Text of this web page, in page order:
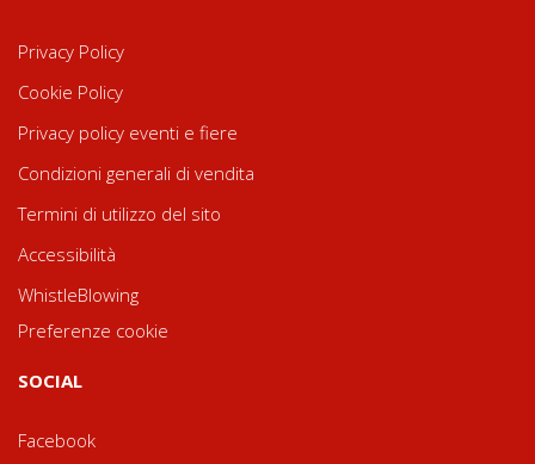
Privacy Policy
Cookie Policy
Privacy policy eventi e fiere
Condizioni generali di vendita
Termini di utilizzo del sito
Accessibilità
WhistleBlowing
Preferenze cookie
SOCIAL
Facebook